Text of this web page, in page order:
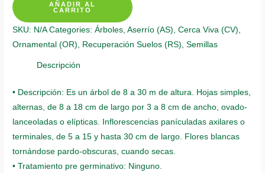
De
Árbol
quantity
AÑADIR AL
CARRITO
SKU: N/A Categories:Árboles,Aserrío (AS),Cerca Viva (CV),
Ornamental (OR), Recuperación Suelos (RS),Semillas
Descripción
• Descripción: Es un árbol de 8 a 30 m de altura. Hojas simples,
alternas, de 8 a 18 cm de largo por 3 a 8 cm de ancho, ovado-
lanceoladas o elípticas. Inflorescencias panículadas axilares o
terminales, de 5 a 15 y hasta 30 cm de largo. Flores blancas
tornándose pardo-obscuras, cuando secas.
• Tratamiento pre germinativo: Ninguno.